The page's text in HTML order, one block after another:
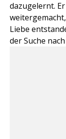
dazugelernt.
Liebe
der Suche